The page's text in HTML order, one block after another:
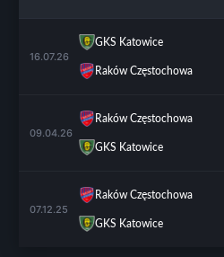
16.07.26
GKS Katowice
Raków Częstochowa
09.04.26
Raków Częstochowa
GKS Katowice
07.12.25
Raków Częstochowa
GKS Katowice